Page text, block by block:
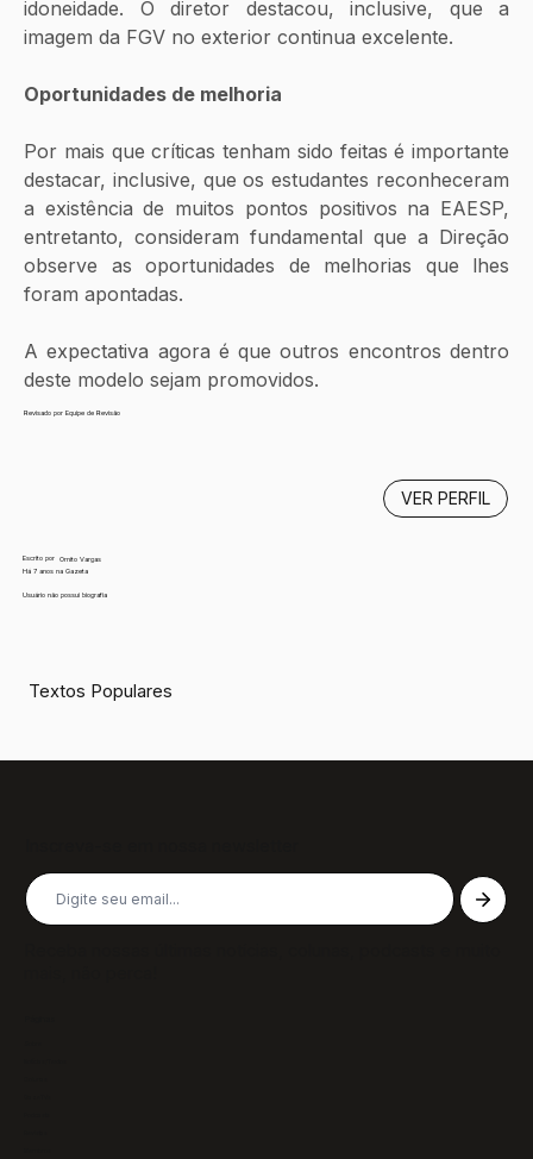
idoneidade. O diretor destacou, inclusive, que a
imagem da FGV no exterior continua excelente.
Oportunidades de melhoria
Por mais que críticas tenham sido feitas é importante
destacar, inclusive, que os estudantes reconheceram
a existência de muitos pontos positivos na EAESP,
entretanto, consideram fundamental que a Direção
observe as oportunidades de melhorias que lhes
foram apontadas.
A expectativa agora é que outros encontros dentro
deste modelo sejam promovidos.
Revisado por Equipe de Revisão
Escrito por
Ornito Vargas
Há 7 anos na Gazeta
Usuário não possui biografia
VER PERFIL
Textos Populares